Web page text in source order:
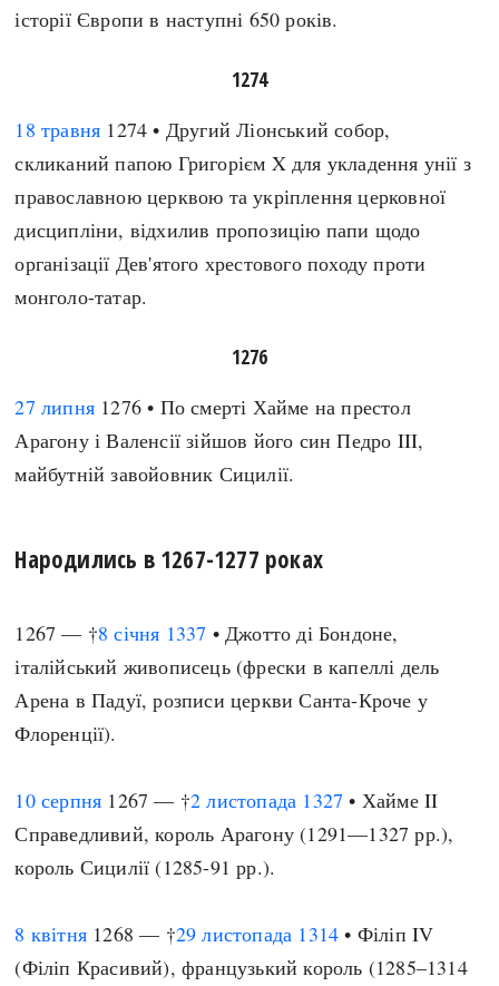
історії Європи в наступні 650 років.
1274
18 травня 1274 • Другий Ліонський собор,
скликаний папою Григорієм X для укладення унії з
православною церквою та укріплення церковної
дисципліни, відхилив пропозицію папи щодо
організації Дев'ятого хрестового походу проти
монголо-татар.
1276
27 липня 1276 • По смерті Хайме на престол
Арагону і Валенсії зійшов його син Педро III,
майбутній завойовник Сицилії.
Народились в 1267-1277 роках
1267 — †8 січня 1337 • Джотто ді Бондоне,
італійський живописець (фрески в капеллі дель
Арена в Падуї, розписи церкви Санта-Кроче у
Флоренції).
10 серпня 1267 — †2 листопада 1327 • Хайме II
Справедливий, король Арагону (1291—1327 рр.),
король Сицилії (1285-91 рр.).
8 квітня 1268 — †29 листопада 1314 • Філіп IV
(Філіп Красивий), французький король (1285–1314